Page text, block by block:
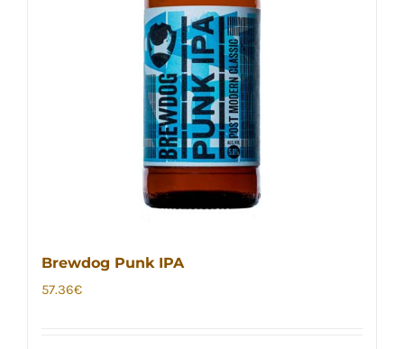
Brewdog Punk IPA
57.36€